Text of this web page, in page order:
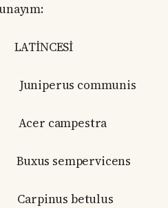
communis
campestra
betulus